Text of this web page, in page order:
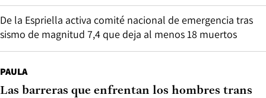
De la Espriella activa comité nacional de emergencia tras
sismo de magnitud 7,4 que deja al menos 18 muertos
PAULA
Las barreras que enfrentan los hombres trans